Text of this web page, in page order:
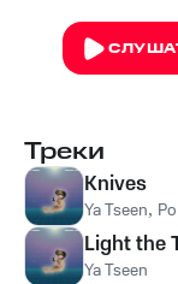
Треки
Knives
Ya Tseen,
Light the
Ya Tseen